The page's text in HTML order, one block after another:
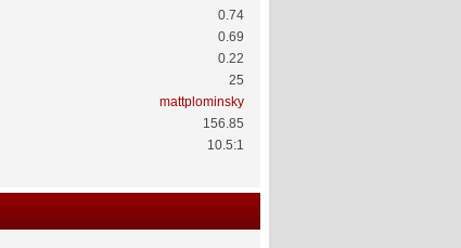
0.74
0.69
0.22
25
mattplominsky
156.85
10.5:1